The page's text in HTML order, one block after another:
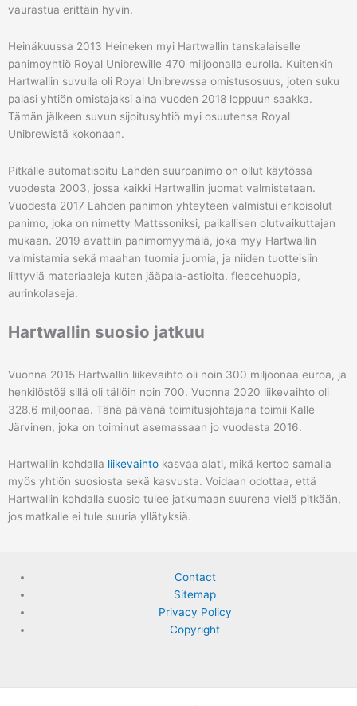
vaurastua erittäin hyvin.
Heinäkuussa 2013 Heineken myi Hartwallin tanskalaiselle
panimoyhtiö Royal Unibrewille 470 miljoonalla eurolla. Kuitenkin
Hartwallin suvulla oli Royal Unibrewssa omistusosuus, joten suku
palasi yhtiön omistajaksi aina vuoden 2018 loppuun saakka.
Tämän jälkeen suvun sijoitusyhtiö myi osuutensa Royal
Unibrewistä kokonaan.
Pitkälle automatisoitu Lahden suurpanimo on ollut käytössä
vuodesta 2003, jossa kaikki Hartwallin juomat valmistetaan.
Vuodesta 2017 Lahden panimon yhteyteen valmistui erikoisolut
panimo, joka on nimetty Mattssoniksi, paikallisen olutvaikuttajan
mukaan. 2019 avattiin panimomyymälä, joka myy Hartwallin
valmistamia sekä maahan tuomia juomia, ja niiden tuotteisiin
liittyviä materiaaleja kuten jääpala-astioita, fleecehuopia,
aurinkolaseja.
Hartwallin suosio jatkuu
Vuonna 2015 Hartwallin liikevaihto oli noin 300 miljoonaa euroa, ja
henkilöstöä sillä oli tällöin noin 700. Vuonna 2020 liikevaihto oli
328,6 miljoonaa. Tänä päivänä toimitusjohtajana toimii Kalle
Järvinen, joka on toiminut asemassaan jo vuodesta 2016.
Hartwallin kohdalla liikevaihto kasvaa alati, mikä kertoo samalla
myös yhtiön suosiosta sekä kasvusta. Voidaan odottaa, että
Hartwallin kohdalla suosio tulee jatkumaan suurena vielä pitkään,
jos matkalle ei tule suuria yllätyksiä.
Contact
Sitemap
Privacy Policy
Copyright